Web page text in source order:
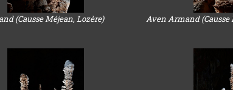
(Causse Méjean, Lozère) Aven Armand (Causse